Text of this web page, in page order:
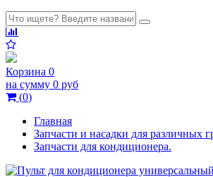
Корзина 0
на сумму 0 руб
(0)
Главная
Запчасти и насадки для различных
Запчасти для кондиционера.